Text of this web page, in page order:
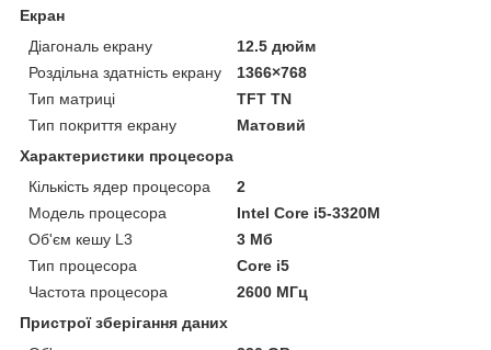
Екран
Діагональ екрану
12.5 дюйм
Роздільна здатність екрану
1366×768
Тип матриці
TFT TN
Тип покриття екрану
Матовий
Характеристики процесора
Кількість ядер процесора
2
Модель процесора
Intel Core i5-3320M
Об'єм кешу L3
3 Мб
Тип процесора
Core i5
Частота процесора
2600 МГц
Пристрої зберігання даних